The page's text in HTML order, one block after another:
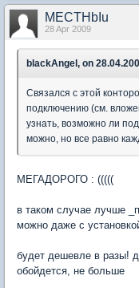
MECTHbIu
28 Apr 2009
blackAngel, on
Связался с этой
подключению (см.
узнать, возможно ли
можно, но все равно
МЕГАДОРОГО : (((((
в таком случае лучше
можно даже с
будет дешевле в разы!
обойдется, не больше